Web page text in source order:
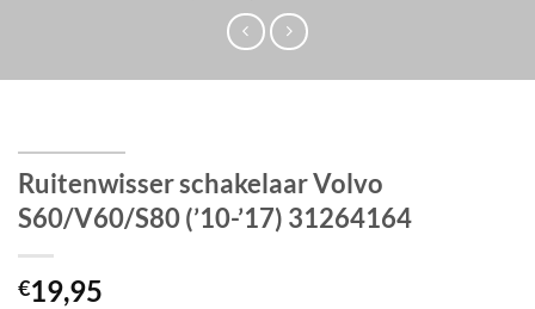
Ruitenwisser schakelaar Volvo
S60/V60/S80 (’10-’17) 31264164
€19,95